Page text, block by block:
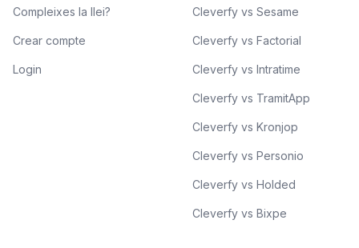
Compleixes la llei?
Crear compte
Login
Cleverfy vs Sesame
Cleverfy vs Factorial
Cleverfy vs Intratime
Cleverfy vs TramitApp
Cleverfy vs Kronjop
Cleverfy vs Personio
Cleverfy vs Holded
Cleverfy vs Bixpe